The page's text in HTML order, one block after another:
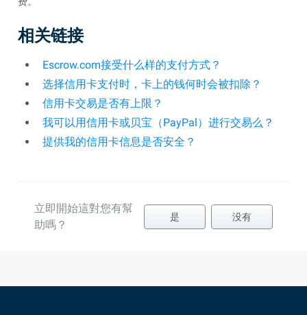
相关链接
Escrow.com接受什么样的支付方式？
选择信用卡支付时，卡上的钱何时会被扣除？
信用卡交易是否有上限？
我可以用信用卡或贝宝（PayPal）进行交易么？
提供我的信用卡信息是否安全？
立即開始這對您有幫
助嗎？
是 没有